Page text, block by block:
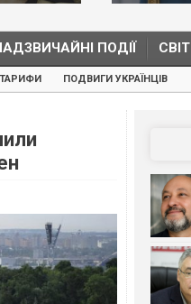
ПОДІЇ СВІТ
ТАРИФИ ПОДВИГИ УКРАЇНЦІВ